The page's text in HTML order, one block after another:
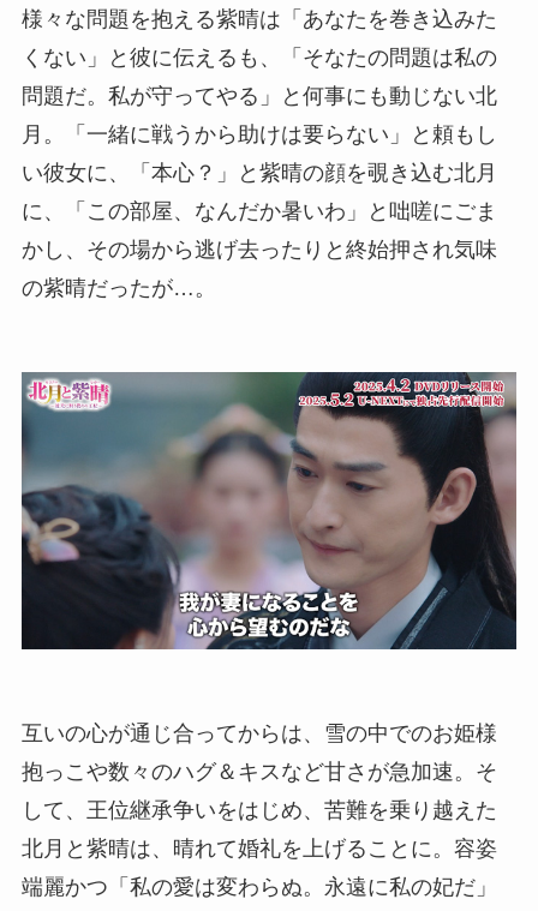
様々な問題を抱える紫晴は「あなたを巻き込みた
くない」と彼に伝えるも、「そなたの問題は私の
問題だ。私が守ってやる」と何事にも動じない北
月。「一緒に戦うから助けは要らない」と頼もし
い彼女に、「本心？」と紫晴の顔を覗き込む北月
に、「この部屋、なんだか暑いわ」と咄嗟にごま
かし、その場から逃げ去ったりと終始押され気味
の紫晴だったが…。
互いの心が通じ合ってからは、雪の中でのお姫様
抱っこや数々のハグ＆キスなど甘さが急加速。そ
して、王位継承争いをはじめ、苦難を乗り越えた
北月と紫晴は、晴れて婚礼を上げることに。容姿
端麗かつ「私の愛は変わらぬ。永遠に私の妃だ」